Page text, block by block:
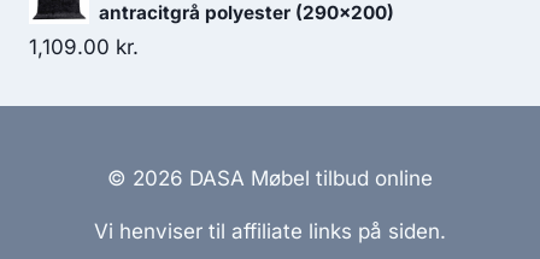
antracitgrå polyester (290x200)
1,109.00 kr.
© 2026 DASA Møbel tilbud online
Vi henviser til affiliate links på siden.